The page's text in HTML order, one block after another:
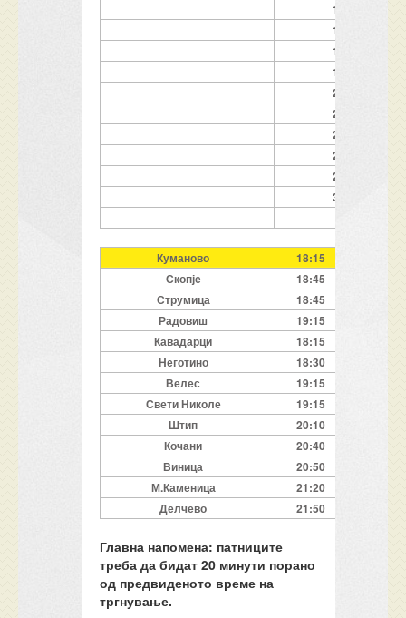
12.07.2026
14.07.2026
16.07.2026
18.07.2026
20.07.2026
22.07.2026
24.07.2026
26.07.2026
28.07.2026
30.07.2026
Куманово
18:15
Скопје
18:45
Струмица
18:45
Радовиш
19:15
Кавадарци
18:15
Неготино
18:30
Велес
19:15
Свети Николе
19:15
Штип
20:10
Кочани
20:40
Виница
20:50
М.Каменица
21:20
Делчево
21:50
Главна напомена: патниците
треба да бидат 20 минути порано
од предвиденото време на
тргнување.